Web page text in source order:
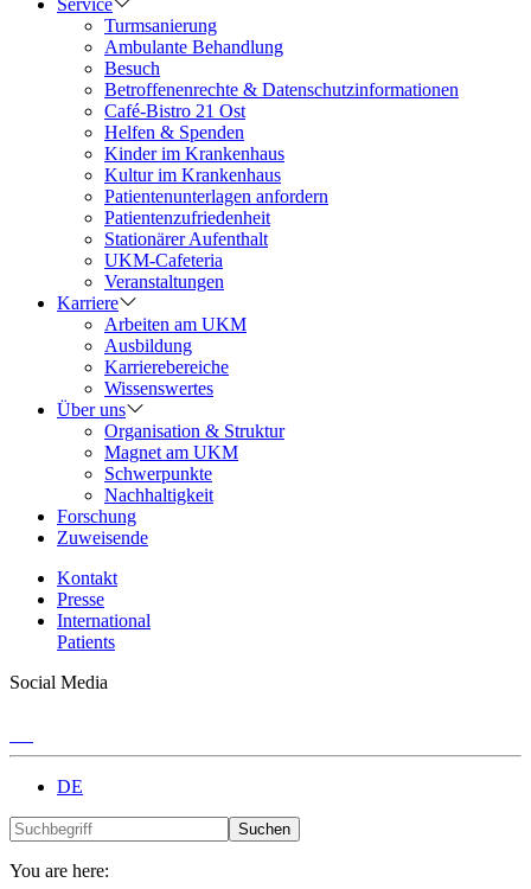
Service
Turmsanierung
Ambulante Behandlung
Besuch
Betroffenenrechte & Datenschutzinformationen
Café-Bistro 21 Ost
Helfen & Spenden
Kinder im Krankenhaus
Kultur im Krankenhaus
Patientenunterlagen anfordern
Patientenzufriedenheit
Stationärer Aufenthalt
UKM-Cafeteria
Veranstaltungen
Karriere
Arbeiten am UKM
Ausbildung
Karrierebereiche
Wissenswertes
Über uns
Organisation & Struktur
Magnet am UKM
Schwerpunkte
Nachhaltigkeit
Forschung
Zuweisende
Kontakt
Presse
International
Patients
Social Media
DE
Suchen
You are here: